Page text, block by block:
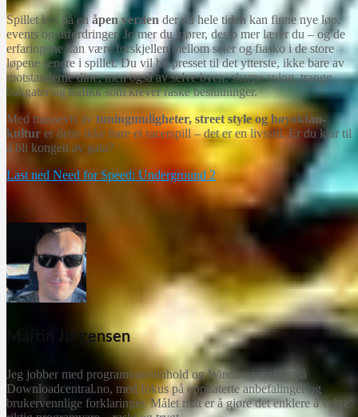
Spillet byr på enåpen verden der du hele tiden kan finne nye løp,
events og utfordringer. Jo mer du kjører, desto mer lærer du – og de
erfaringene kan være forskjellen mellom seier og fiasko i de store
løpene senere i spillet. Du vil bli presset til det ytterste, ikke bare av
motstanderne dine, men også av selve byen: skarpe sving, trange
bakgater og trafikk som krever raske beslutninger.
Med massevis av tuningmuligheter, street style og høyoktan-
kulturer dette ikke bare et racerspill – det er en livsstil. Er du klar til
å bli kongen av gata?
Last ned Need for Speed: Underground 2
Martin Jørgensen
Jeg jobber med programvareinnhold og Windows-guider på
Downloadcentral.no, med fokus på oppdaterte anbefalinger og
brukervennlige forklaringer. Målet mitt er å gjøre det enklere å velge